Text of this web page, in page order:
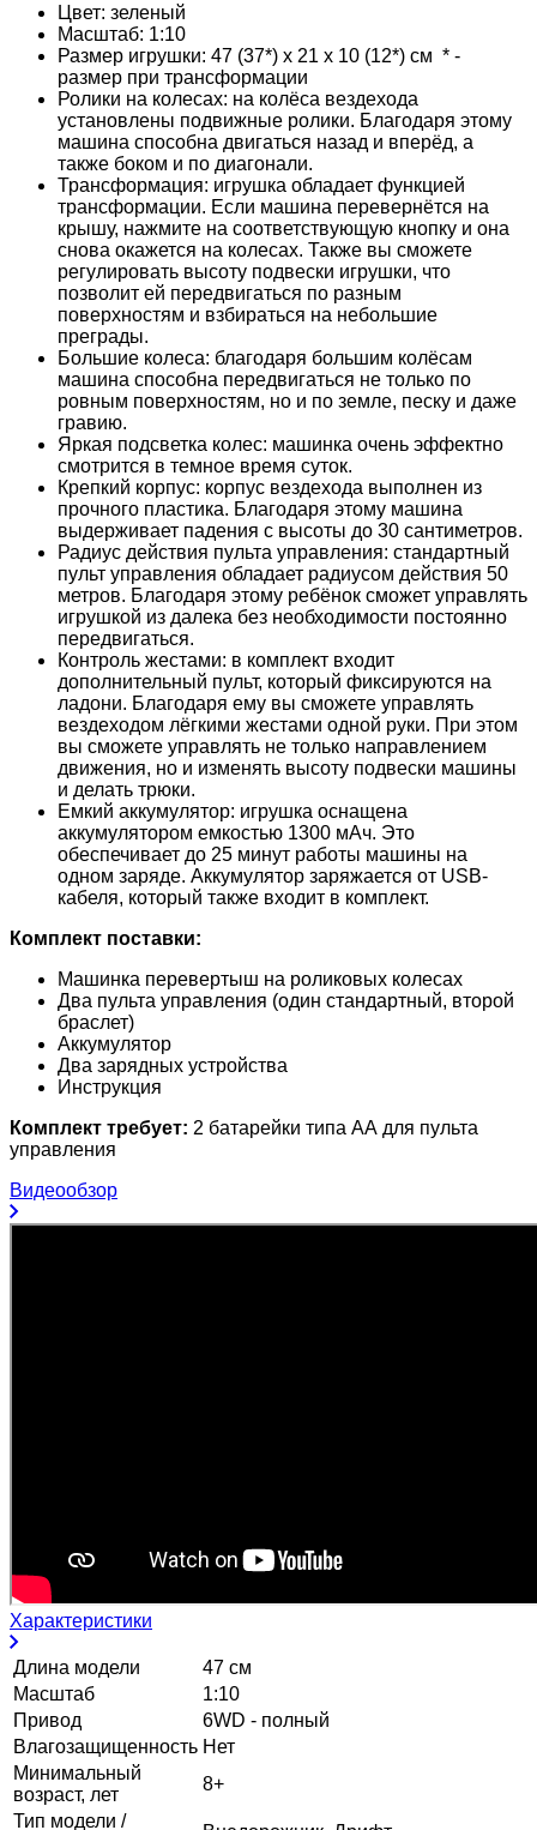
Цвет: зеленый
Масштаб: 1:10
Размер игрушки: 47 (37*) х 21 х 10 (12*) см * -
размер при трансформации
Ролики на колесах: на колёса вездехода
установлены подвижные ролики. Благодаря этому
машина способна двигаться назад и вперёд, а
также боком и по диагонали.
Трансформация: игрушка обладает функцией
трансформации. Если машина перевернётся на
крышу, нажмите на соответствующую кнопку и она
снова окажется на колесах. Также вы сможете
регулировать высоту подвески игрушки, что
позволит ей передвигаться по разным
поверхностям и взбираться на небольшие
преграды.
Большие колеса: благодаря большим колёсам
машина способна передвигаться не только по
ровным поверхностям, но и по земле, песку и даже
гравию.
Яркая подсветка колес: машинка очень эффектно
смотрится в темное время суток.
Крепкий корпус: корпус вездехода выполнен из
прочного пластика. Благодаря этому машина
выдерживает падения с высоты до 30 сантиметров.
Радиус действия пульта управления: стандартный
пульт управления обладает радиусом действия 50
метров. Благодаря этому ребёнок сможет управлять
игрушкой из далека без необходимости постоянно
передвигаться.
Контроль жестами: в комплект входит
дополнительный пульт, который фиксируются на
ладони. Благодаря ему вы сможете управлять
вездеходом лёгкими жестами одной руки. При этом
вы сможете управлять не только направлением
движения, но и изменять высоту подвески машины
и делать трюки.
Емкий аккумулятор: игрушка оснащена
аккумулятором емкостью 1300 мАч. Это
обеспечивает до 25 минут работы машины на
одном заряде. Аккумулятор заряжается от USB-
кабеля, который также входит в комплект.
Комплект поставки:
Машинка перевертыш на роликовых колесах
Два пульта управления (один стандартный, второй
браслет)
Аккумулятор
Два зарядных устройства
Инструкция
Комплект требует: 2 батарейки типа АА для пульта
управления
Видеообзор
Характеристики
Длина модели
47 см
Масштаб
1:10
Привод
6WD - полный
Влагозащищенность Нет
Минимальный
возраст, лет
8+
Тип модели /